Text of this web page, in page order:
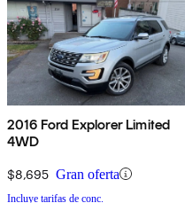
2016 Ford Explorer Limited
4WD
$8,695 Gran oferta
Incluye tarifas de conc.